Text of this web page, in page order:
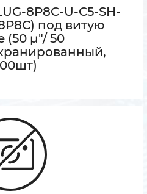
8P8C-U-C5-SH-
под витую
(50 µ"/ 50